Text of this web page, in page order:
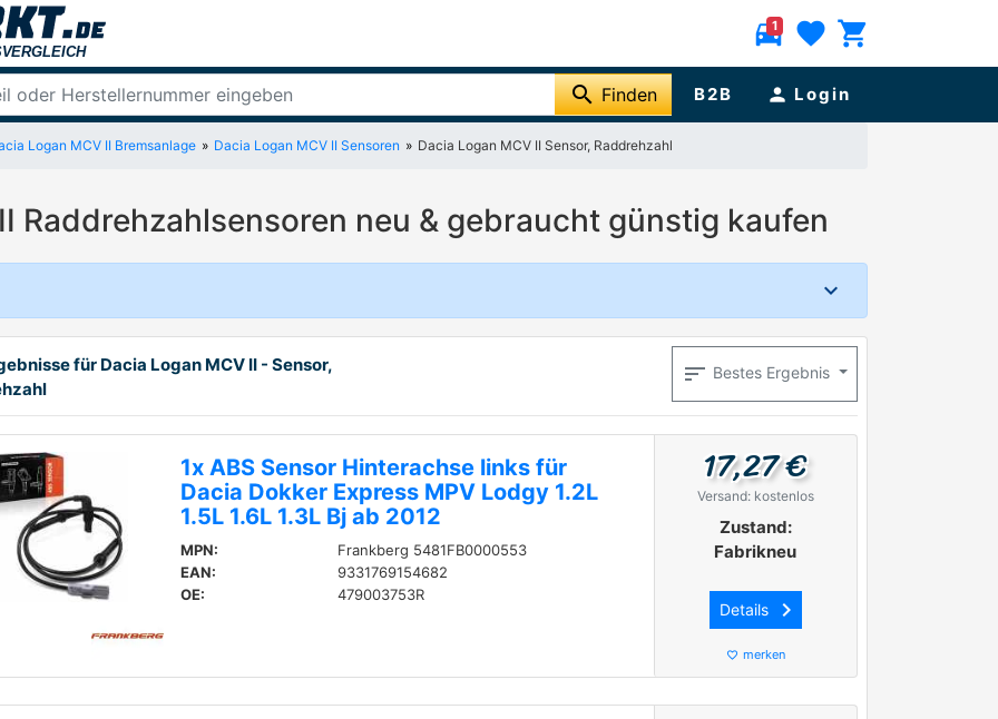
directions_car
1 favorite shopping_cart
search Finden B2B person Login
Logan MCV II Bremsanlage Dacia Logan MCV II Sensoren Dacia Logan MCV II Sensor, Raddrehzahl
Raddrehzahlsensoren neu & gebraucht günstig kaufen
für Dacia Logan MCV II - Sensor,
sort Bestes Ergebnis
1x ABS Sensor Hinterachse links für
Dacia Dokker Express MPV Lodgy 1.2L
1.5L 1.6L 1.3L Bj ab 2012
MPN:
Frankberg 5481FB0000553
EAN:
9331769154682
OE:
479003753R
17,27 €
Versand: kostenlos
Zustand:
Fabrikneu
Details keyboard_arrow_right
favorite_border merken